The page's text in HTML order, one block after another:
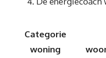
Categorie
woning